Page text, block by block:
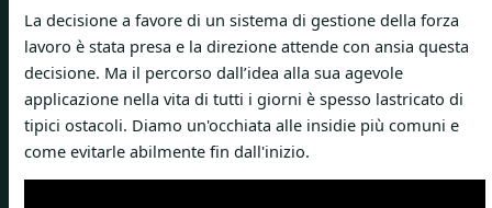
La decisione a favore di un sistema di gestione della forza
lavoro è stata presa e la direzione attende con ansia questa
decisione. Ma il percorso dall’idea alla sua agevole
applicazione nella vita di tutti i giorni è spesso lastricato di
tipici ostacoli. Diamo un'occhiata alle insidie ​​​​più comuni e
come evitarle abilmente fin dall'inizio.